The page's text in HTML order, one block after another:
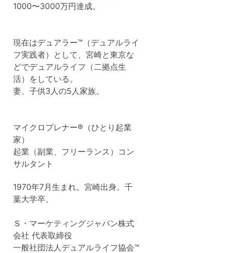
1000〜3000万円達成。
現在はデュアラー™（デュアルライ
フ実践者）として、宮崎と東京な
どでデュアルライフ（二拠点生
活）をしている。
妻、子供3人の5人家族。
マイクロプレナー®（ひとり起業
家）
起業（副業、フリーランス）コン
サルタント
1970年7月生まれ。宮崎出身。千
葉大学卒。
Ｓ・マーケティングジャパン株式
会社 代表取締役
一般社団法人デュアルライフ協会™